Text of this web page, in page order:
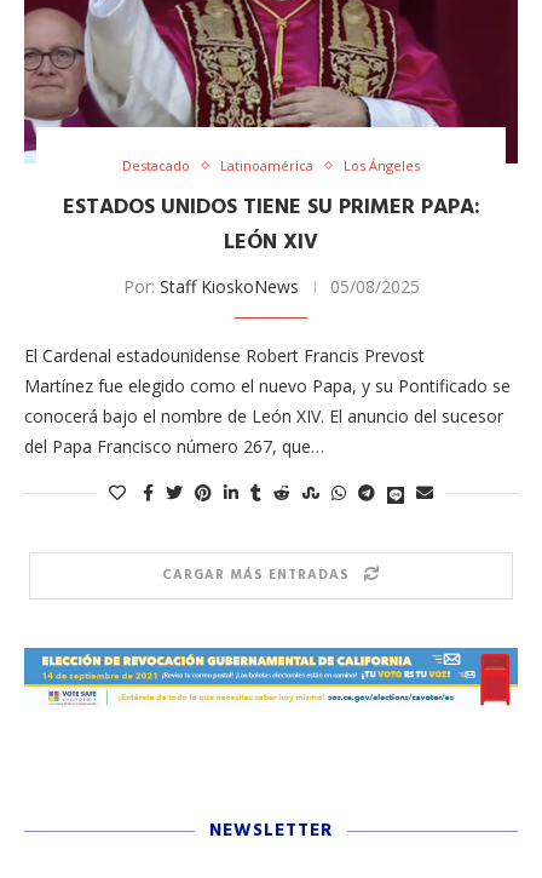
Destacado Latinoamérica Los Ángeles
ESTADOS UNIDOS TIENE SU PRIMER PAPA:
LEÓN XIV
Por: Staff KioskoNews 05/08/2025
El Cardenal estadounidense Robert Francis Prevost
Martínez fue elegido como el nuevo Papa, y su Pontificado se
conocerá bajo el nombre de León XIV. El anuncio del sucesor
del Papa Francisco número 267, que…
CARGAR MÁS ENTRADAS
NEWSLETTER